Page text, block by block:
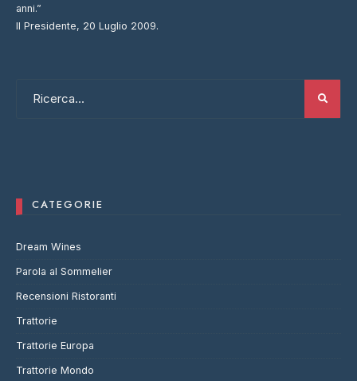
anni.”
Il Presidente, 20 Luglio 2009.
CATEGORIE
Dream Wines
Parola al Sommelier
Recensioni Ristoranti
Trattorie
Trattorie Europa
Trattorie Mondo